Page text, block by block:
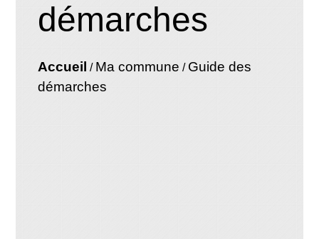
démarches
Accueil / Ma commune / Guide des
démarches